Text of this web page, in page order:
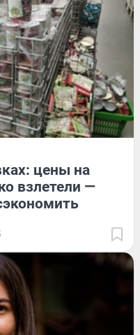
цены на
взлетели —